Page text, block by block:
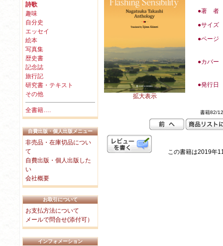
詩歌
趣味
自分史
エッセイ
絵本
写真集
歴史書
記念誌
旅行記
研究書・テキスト
その他
全書籍….
自費出版・個人出版メニュー
非売品・在庫切品につい
て
自費出版・個人出版した
い
会社概要
お取引について
お支払方法について
メールで問合せ(添付可）
インフォメーション
拡大表示
●著 者
●サイズ
●ページ
●カバー
●発行日
書籍82/
この書籍は2019年